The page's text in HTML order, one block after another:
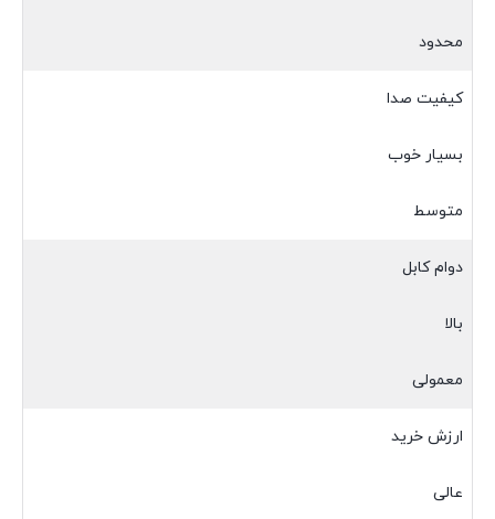
محدود
کیفیت صدا
بسیار خوب
متوسط
دوام کابل
بالا
معمولی
ارزش خرید
عالی